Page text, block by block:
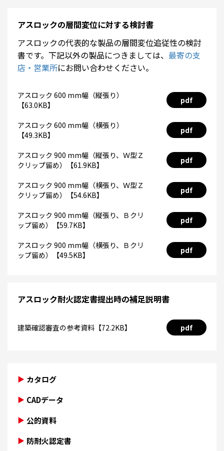
アスロックの層間変位に対する検討書
アスロックの代表的な製品の層間変位追従性の検討
書です。下記以外の製品につきましては、 最寄の支
店・営業所にお問い合わせください。
アスロック 600 mm幅（縦張り）
【63.0KB】
pdf
アスロック 600 mm幅（横張り）
【49.3KB】
pdf
アスロック 900 mm幅（縦張り、Ｗ型Ｚ
クリップ留め）【61.9KB】
pdf
アスロック 900 mm幅（横張り、Ｗ型Ｚ
クリップ留め）【54.6KB】
pdf
アスロック 900 mm幅（縦張り、Ｂクリ
ップ留め）【59.7KB】
pdf
アスロック 900 mm幅（横張り、Ｂクリ
ップ留め）【49.5KB】
pdf
アスロック耐火認定書提出時の補足説明書
建築確認審査の参考資料【72.2KB】 pdf
カタログ
CADデータ
公的資料
防耐火認定書